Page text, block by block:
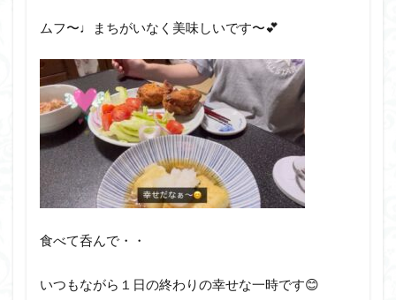
ムフ〜♩まちがいなく美味しいです〜💕
食べて呑んで・・
いつもながら１日の終わりの幸せな一時です😊